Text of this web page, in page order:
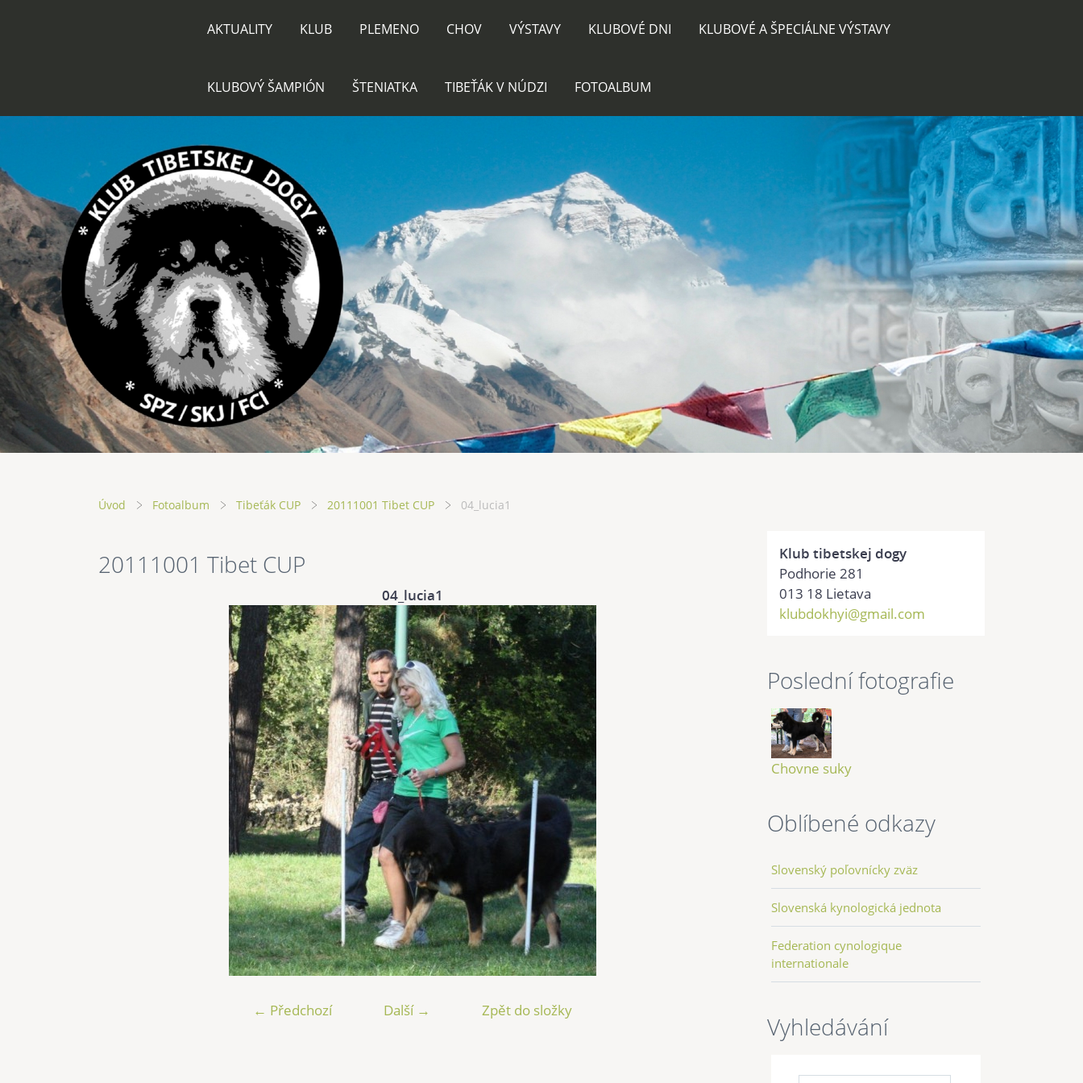
AKTUALITY KLUB PLEMENO CHOV VÝSTAVY KLUBOVÉ DNI KLUBOVÉ A ŠPECIÁLNE VÝSTAVY
KLUBOVÝ ŠAMPIÓN ŠTENIATKA TIBEŤÁK V NÚDZI FOTOALBUM
Úvod Fotoalbum Tibeťák CUP 20111001 Tibet CUP 04_lucia1
20111001 Tibet CUP
04_lucia1
← Předchozí Další → Zpět do složky
Klub tibetskej dogy
Podhorie 281
013 18 Lietava
klubdokhyi@gmail.com
Poslední fotografie
Chovne suky
Oblíbené odkazy
Slovenský poľovnícky zväz
Slovenská kynologická jednota
Federation cynologique
internationale
Vyhledávání